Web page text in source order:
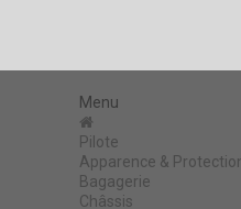
Menu
Pilote
Apparence &
Bagagerie
Châssis